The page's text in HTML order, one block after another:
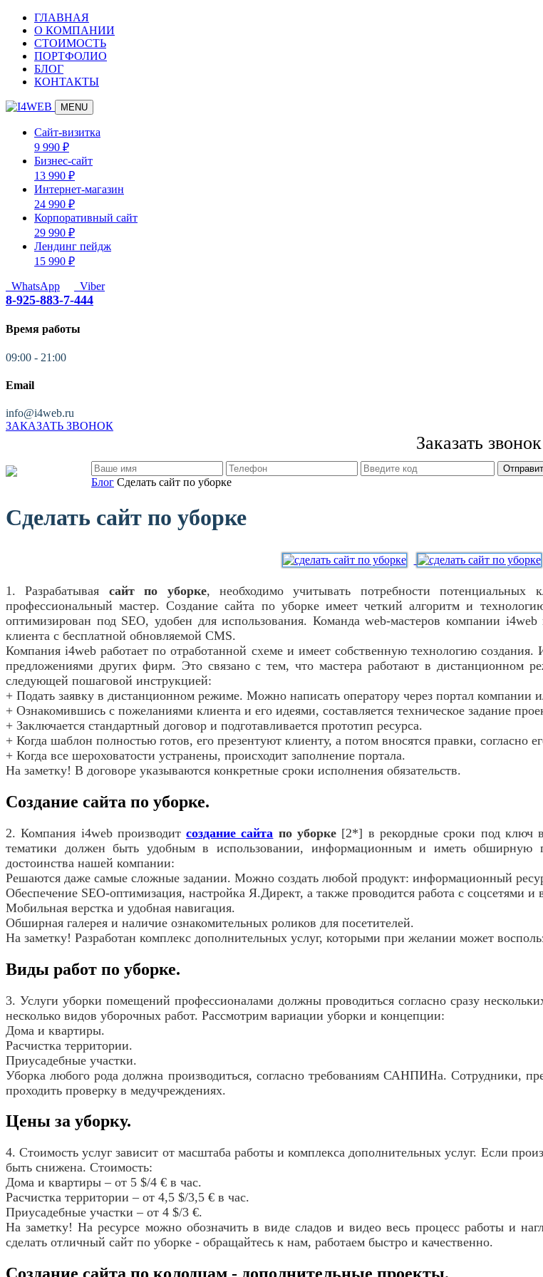
ГЛАВНАЯ
О КОМПАНИИ
СТОИМОСТЬ
ПОРТФОЛИО
БЛОГ
КОНТАКТЫ
MENU
Сайт-визитка
9 990 ₽
Бизнес-сайт
13 990 ₽
Интернет-магазин
24 990 ₽
Корпоративный сайт
29 990 ₽
Лендинг пейдж
15 990 ₽
WhatsApp Viber
8-925-883-7-444
Время работы
09:00 - 21:00
Email
info@i4web.ru
ЗАКАЗАТЬ ЗВОНОК
Заказать звонок
Блог Сделать сайт по уборке
Сделать сайт по уборке
1. Разрабатывая сайт по уборке, необходимо учитывать потребности
профессиональный мастер. Создание сайта по уборке имеет четкий алгоритм и
оптимизирован под SEO, удобен для использования. Команда web-мастеров компании
клиента с бесплатной обновляемой CMS.
Компания i4web работает по отработанной схеме и имеет собственную технологию
предложениями других фирм. Это связано с тем, что мастера работают в дистанционном
следующей пошаговой инструкцией:
+ Подать заявку в дистанционном режиме. Можно написать оператору через портал компании
+ Ознакомившись с пожеланиями клиента и его идеями, составляется техническое задание
+ Заключается стандартный договор и подготавливается прототип ресурса.
+ Когда шаблон полностью готов, его презентуют клиенту, а потом вносятся правки, согласно
+ Когда все шероховатости устранены, происходит заполнение портала.
На заметку! В договоре указываются конкретные сроки исполнения обязательств.
Создание сайта по уборке.
2. Компания i4web производитсоздание сайта по уборке [2*] в рекордные сроки под ключ
тематики должен быть удобным в использовании, информационным и иметь обширную
достоинства нашей компании:
Решаются даже самые сложные задании. Можно создать любой продукт: информационный
Обеспечение SEO-оптимизация, настройка Я.Директ, а также проводится работа с соцсетями и
Мобильная верстка и удобная навигация.
Обширная галерея и наличие ознакомительных роликов для посетителей.
На заметку! Разработан комплекс дополнительных услуг, которыми при желании может
Виды работ по уборке.
3. Услуги уборки помещений профессионалами должны проводиться согласно сразу
несколько видов уборочных работ. Рассмотрим вариации уборки и концепции:
Дома и квартиры.
Расчистка территории.
Приусадебные участки.
Уборка любого рода должна производиться, согласно требованиям САНПИНа. Сотрудники,
проходить проверку в медучреждениях.
Цены за уборку.
4. Стоимость услуг зависит от масштаба работы и комплекса дополнительных услуг. Если
быть снижена. Стоимость:
Дома и квартиры – от 5 $/4 € в час.
Расчистка территории – от 4,5 $/3,5 € в час.
Приусадебные участки – от 4 $/3 €.
На заметку! На ресурсе можно обозначить в виде сладов и видео весь процесс работы и
сделать отличный сайт по уборке - обращайтесь к нам, работаем быстро и качественно.